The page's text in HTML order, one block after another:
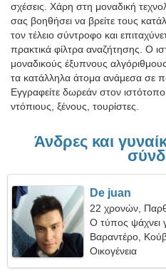
σχέσεις. Χάρη στη μοναδική
σας βοηθήσει να βρείτε τους
τον τέλειο σύντροφο και
πρακτικά φίλτρα αναζήτησης. Ο
μοναδικούς έξυπνους
τα κατάλληλα άτομα ανάμεσα σε
Εγγραφείτε δωρεάν στον
ντόπιους, ξένους, τουρίστες.
Άνδρες και
De juan
22 χρονών,
Ο τύπος ψάχνει
Βαραντέρο,
Οικογένεια